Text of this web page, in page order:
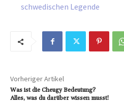
schwedischen Legende
Vorheriger Artikel
Was ist die Cheugy Bedeutung?
Alles, was du darüber wissen musst!